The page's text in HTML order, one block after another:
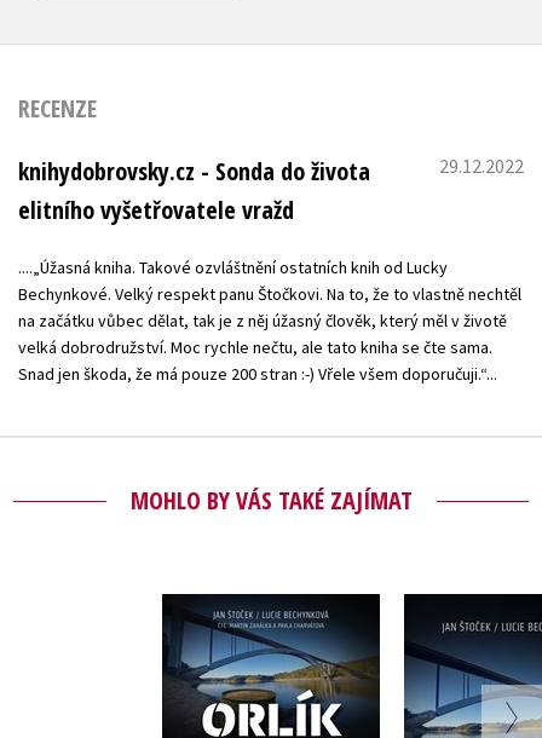
RECENZE
knihydobrovsky.cz - Sonda do života
elitního vyšetřovatele vražd
29.12.2022
....„Úžasná kniha. Takové ozvláštnění ostatních knih od Lucky
Bechynkové. Velký respekt panu Štočkovi. Na to, že to vlastně nechtěl
na začátku vůbec dělat, tak je z něj úžasný člověk, který měl v životě
velká dobrodružství. Moc rychle nečtu, ale tato kniha se čte sama.
Snad jen škoda, že má pouze 200 stran :-) Vřele všem doporučuji.“...
MOHLO BY VÁS TAKÉ ZAJÍMAT
Orlík (audiokniha)
Lucie Bechynková
,
Jan Štoček
Lucie
,
Jan